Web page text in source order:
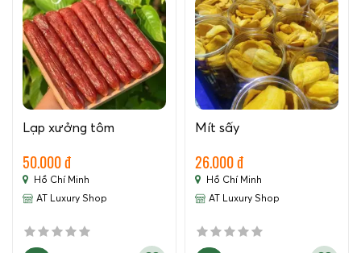
Lạp xưởng tôm
50.000 đ
Hồ Chí Minh
AT Luxury Shop
Mít sấy
26.000 đ
Hồ Chí Minh
AT Luxury Shop